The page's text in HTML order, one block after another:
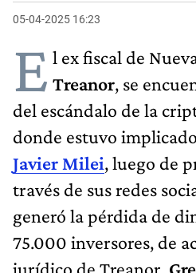
05-04-2025 16:23
E l ex fiscal de
Treanor, se
del escándalo de la
donde estuvo
Javier Milei, luego de
través de sus redes
generó la pérdida de
75.000 inversores, de
jurídico de Treanor.